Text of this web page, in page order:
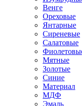
Венге
Ореховые
Янтарные
Сиреневые
Салатовые
Мятные
Золотые
Синие
Материал
МДФ
Эмаль